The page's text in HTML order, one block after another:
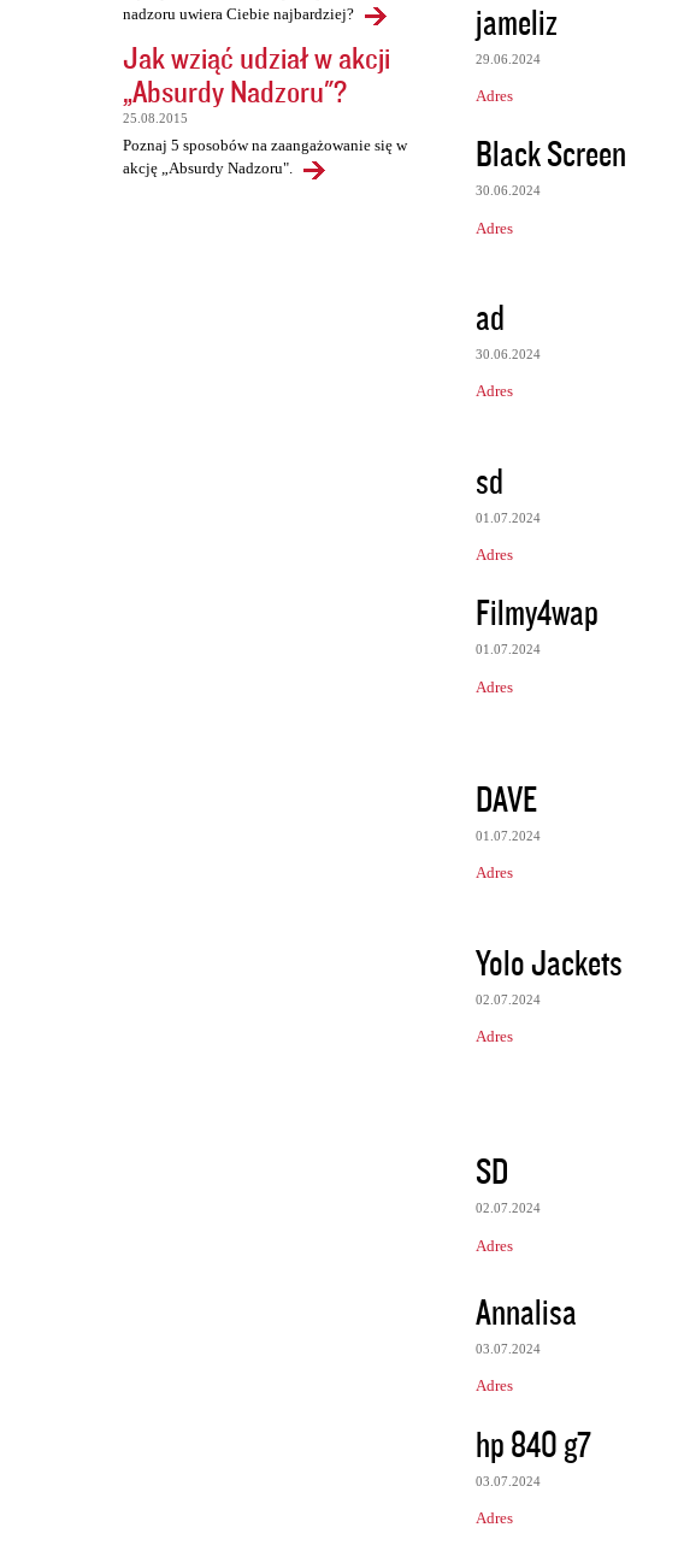
nadzoru uwiera Ciebie najbardziej?
Jak wziąć udział w akcji
„Absurdy Nadzoru"?
25.08.2015
Poznaj 5 sposobów na zaangażowanie się w
akcję „Absurdy Nadzoru".
jameliz
29.06.2024
Adres
Black Screen
30.06.2024
Adres
ad
30.06.2024
Adres
sd
01.07.2024
Adres
Filmy4wap
01.07.2024
Adres
DAVE
01.07.2024
Adres
Yolo Jackets
02.07.2024
Adres
SD
02.07.2024
Adres
Annalisa
03.07.2024
Adres
hp 840 g7
03.07.2024
Adres